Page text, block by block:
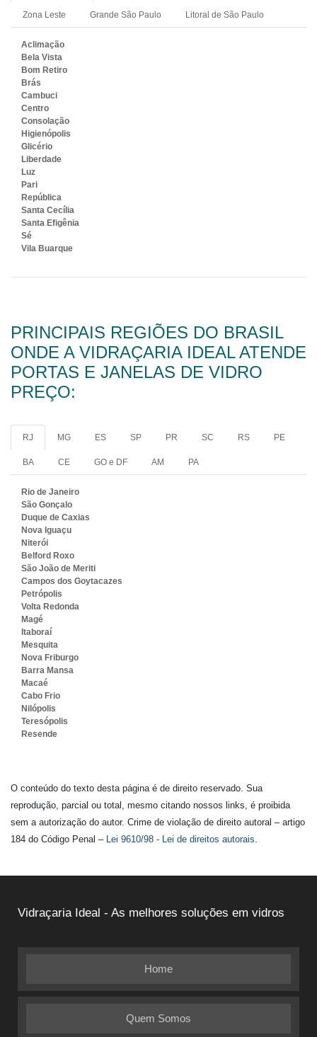
Zona Leste Grande São Paulo Litoral de São Paulo
Aclimação
Bela Vista
Bom Retiro
Brás
Cambuci
Centro
Consolação
Higienópolis
Glicério
Liberdade
Luz
Pari
República
Santa Cecília
Santa Efigênia
Sé
Vila Buarque
PRINCIPAIS REGIÕES DO BRASIL
ONDE A VIDRAÇARIA IDEAL ATENDE
PORTAS E JANELAS DE VIDRO
PREÇO:
RJ MG ES SP PR SC RS PE
BA CE GO e DF AM PA
Rio de Janeiro
São Gonçalo
Duque de Caxias
Nova Iguaçu
Niterói
Belford Roxo
São João de Meriti
Campos dos Goytacazes
Petrópolis
Volta Redonda
Magé
Itaboraí
Mesquita
Nova Friburgo
Barra Mansa
Macaé
Cabo Frio
Nilópolis
Teresópolis
Resende
O conteúdo do texto desta página é de direito reservado. Sua
reprodução, parcial ou total, mesmo citando nossos links, é proibida
sem a autorização do autor. Crime de violação de direito autoral – artigo
184 do Código Penal – Lei 9610/98 - Lei de direitos autorais.
Vidraçaria Ideal - As melhores soluções em vidros
Home
Quem Somos